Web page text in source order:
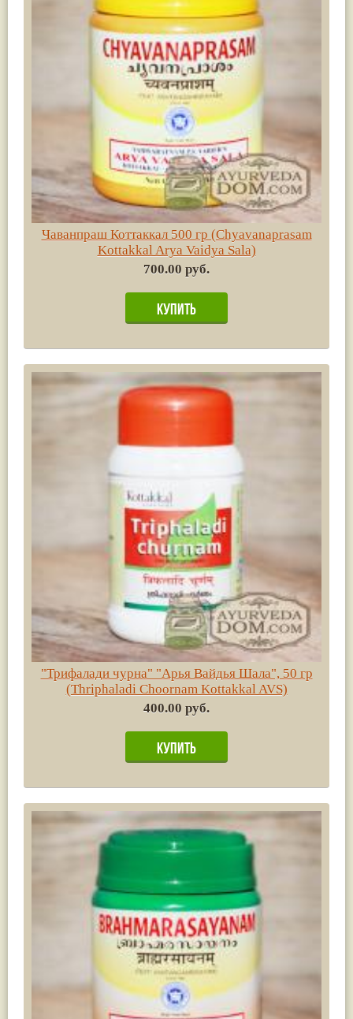
Чаванпраш Коттаккал 500 гр (Chyavanaprasam
Kottakkal Arya Vaidya Sala)
700.00 руб.
"Трифалади чурна" "Арья Вайдья Шала", 50 гр
(Thriphaladi Choornam Kottakkal AVS)
400.00 руб.